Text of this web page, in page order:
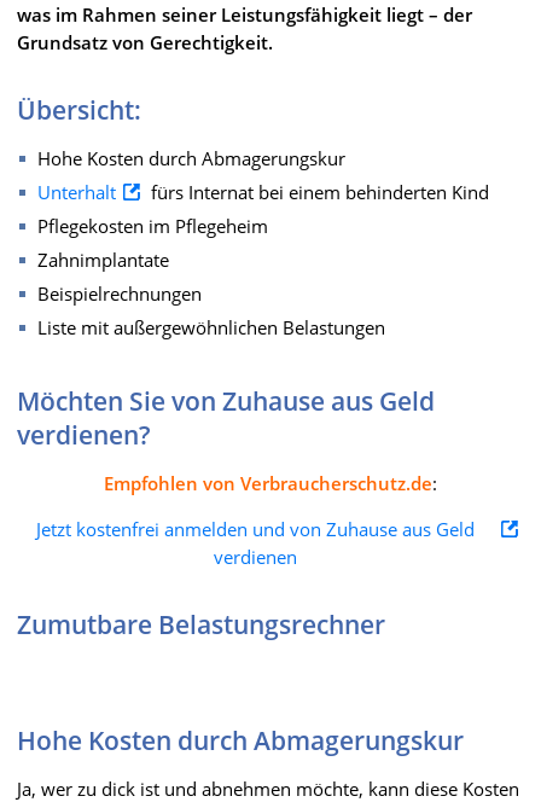
was im Rahmen seiner Leistungsfähigkeit liegt – der
Grundsatz von Gerechtigkeit.
Übersicht:
Hohe Kosten durch Abmagerungskur
Unterhalt
fürs Internat bei einem behinderten Kind
Pflegekosten im Pflegeheim
Zahnimplantate
Beispielrechnungen
Liste mit außergewöhnlichen Belastungen
Möchten Sie von Zuhause aus Geld
verdienen?
Empfohlen von Verbraucherschutz.de:
Jetzt kostenfrei anmelden und von Zuhause aus Geld
verdienen
Zumutbare Belastungsrechner
Hohe Kosten durch Abmagerungskur
Ja, wer zu dick ist und abnehmen möchte, kann diese Kosten